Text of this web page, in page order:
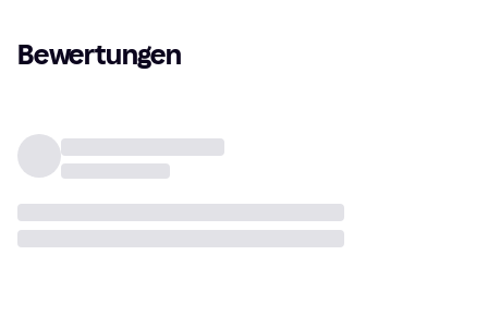
Bewertungen